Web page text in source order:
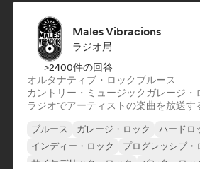
Males Vibracions
ラジオ局
>2400件の回答
オルタナティブ・ロックブルース
カントリー・ミュージックガレージ・
ラジオでアーティストの楽曲を放送す
ブルース ガレージ・ロック
ハードロ
インディー・ロック
プログレッシブ・
サイケデリック・ロック
パンク・ロッ